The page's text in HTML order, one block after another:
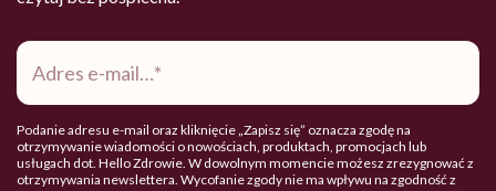
Adres
mail*
Podanie adresu e-mail oraz kliknięcie „Zapisz się” oznacza zgodę na
otrzymywanie wiadomości o nowościach, produktach, promocjach lub
usługach dot. Hello Zdrowie. W dowolnym momencie możesz zrezygnować z
otrzymywania newslettera. Wycofanie zgody nie ma wpływu na zgodność z